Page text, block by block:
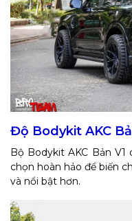
Độ Bodykit AKC
Bộ Bodykit AKC Bản
chọn hoàn hảo để biến
và nổi bật hơn.